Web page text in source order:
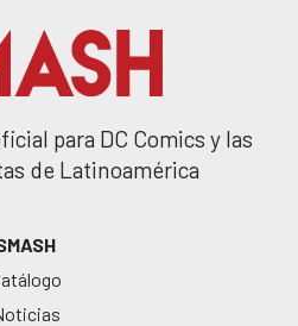
para DC Comics y las
de Latinoamérica